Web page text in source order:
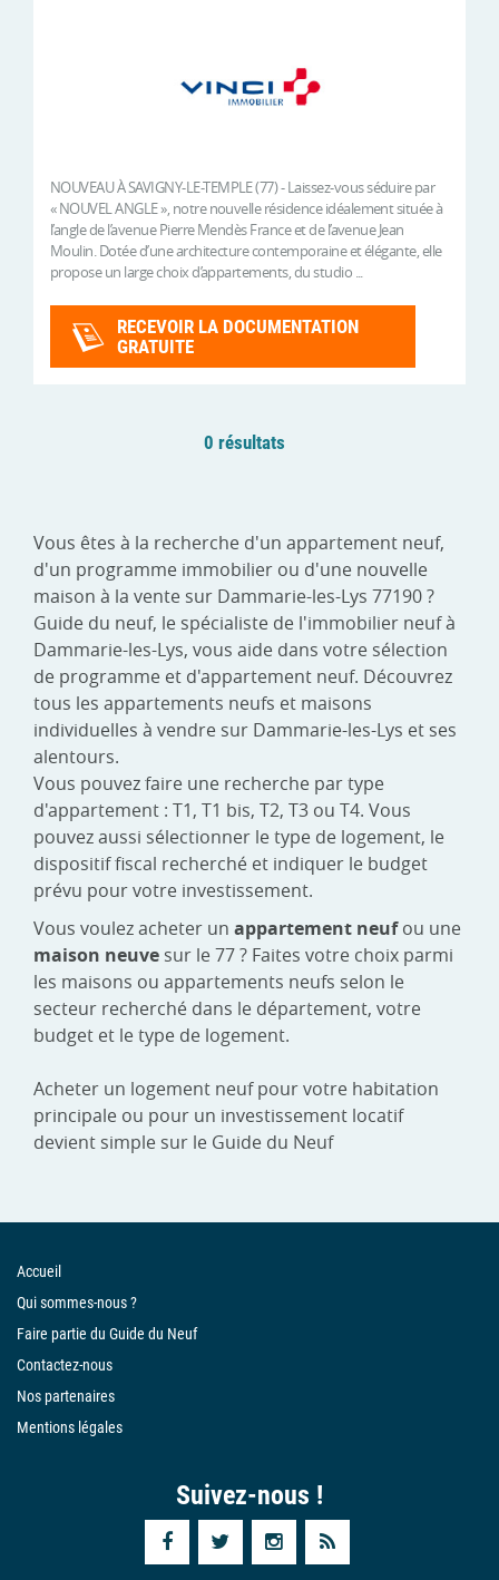
NOUVEAU À SAVIGNY-LE-TEMPLE (77) - Laissez-vous séduire par
« NOUVEL ANGLE », notre nouvelle résidence idéalement située à
l’angle de l’avenue Pierre Mendès France et de l’avenue Jean
Moulin. Dotée d’une architecture contemporaine et élégante, elle
propose un large choix d’appartements, du studio ...
RECEVOIR LA DOCUMENTATION
GRATUITE
0 résultats
Vous êtes à la recherche d'un appartement neuf,
d'un programme immobilier ou d'une nouvelle
maison à la vente sur Dammarie-les-Lys 77190 ?
Guide du neuf, le spécialiste de l'immobilier neuf à
Dammarie-les-Lys, vous aide dans votre sélection
de programme et d'appartement neuf. Découvrez
tous les appartements neufs et maisons
individuelles à vendre sur Dammarie-les-Lys et ses
alentours.
Vous pouvez faire une recherche par type
d'appartement : T1, T1 bis, T2, T3 ou T4. Vous
pouvez aussi sélectionner le type de logement, le
dispositif fiscal recherché et indiquer le budget
prévu pour votre investissement.
Vous voulez acheter un appartement neufou une
maison neuve sur le 77 ? Faites votre choix parmi
les maisons ou appartements neufs selon le
secteur recherché dans le département, votre
budget et le type de logement.
Acheter un logement neuf pour votre habitation
principale ou pour un investissement locatif
devient simple sur le Guide du Neuf
Accueil
Qui sommes-nous ?
Faire partie du Guide du Neuf
Contactez-nous
Nos partenaires
Mentions légales
Suivez-nous !